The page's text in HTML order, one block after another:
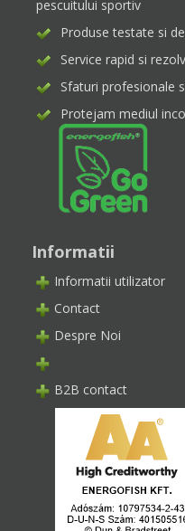
pescuitului sportiv
Produse testate si
Service rapid si
Sfaturi profesionale
Protejam mediul
Informatii
Informatii utilizator
Contact
Despre Noi
B2B contact